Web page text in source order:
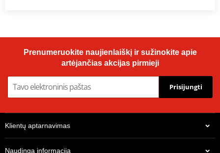
Prenumeruokite naujienlaiškį ir sužinokite apie
artėjančias akcijas pirmieji
Prisijungti
Klientų aptarnavimas
Naudinga informacija